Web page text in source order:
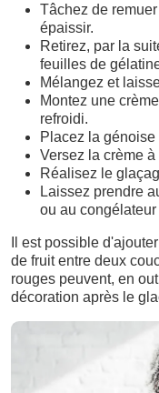
Tâchez de
épaissir.
Retirez, par la
feuilles de
Mélangez et
Montez une
refroidi.
Placez la
Versez la crème
Réalisez le
Laissez prendre
ou au
Il est possible
de fruit entre deux
rouges peuvent, en
décoration après le